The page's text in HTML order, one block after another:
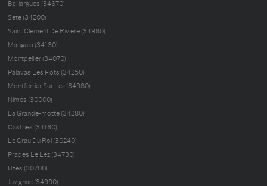
Baillargues (34670)
Sete (34200)
Saint Clement De Riviere (34980)
Mauguio (34130)
Montpellier (34070)
Palavas Les Flots (34250)
Montferrier Sur Lez (34980)
Nimes (30000)
La Grande-motte (34280)
Castries (34160)
Le Grau Du Roi (30240)
Prades Le Lez (34730)
Uzes (30700)
Juvignac (34990)